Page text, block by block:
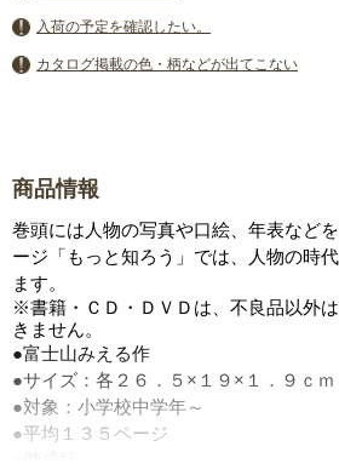
入荷の予定を確認したい。
カタログ掲載の色・柄などが出てこない
商品情報
巻頭には人物の写真や口絵、年表など
ージ「もっと知ろう」では、人物の時
ます。
※書籍・ＣＤ・ＤＶＤは、不良品以外
きません。
●富士山みえる作
●サイズ：各２６．５×１９×１．９ｃｍ
●対象：小学校中学年～
●平均１３５ページ